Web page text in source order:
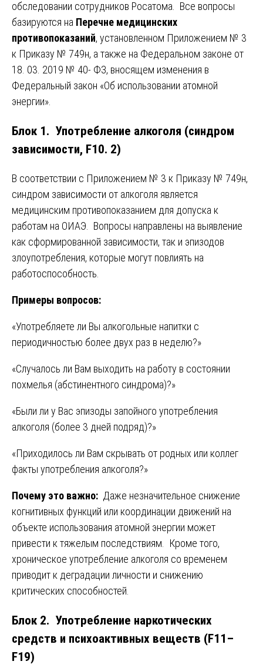
обследовании сотрудников Росатома. Все вопросы
базируются на Перечне медицинских
противопоказаний, установленном Приложением № 3
к Приказу № 749н, а также на Федеральном законе от
18. 03. 2019 № 40- ФЗ, вносящем изменения в
Федеральный закон «Об использовании атомной
энергии».
Блок 1. Употребление алкоголя (синдром
зависимости, F10. 2)
В соответствии с Приложением № 3 к Приказу № 749н,
синдром зависимости от алкоголя является
медицинским противопоказанием для допуска к
работам на ОИАЭ. Вопросы направлены на выявление
как сформированной зависимости, так и эпизодов
злоупотребления, которые могут повлиять на
работоспособность.
Примеры вопросов:
«Употребляете ли Вы алкогольные напитки с
периодичностью более двух раз в неделю?»
«Случалось ли Вам выходить на работу в состоянии
похмелья (абстинентного синдрома)?»
«Были ли у Вас эпизоды запойного употребления
алкоголя (более 3 дней подряд)?»
«Приходилось ли Вам скрывать от родных или коллег
факты употребления алкоголя?»
Почему это важно: Даже незначительное снижение
когнитивных функций или координации движений на
объекте использования атомной энергии может
привести к тяжелым последствиям. Кроме того,
хроническое употребление алкоголя со временем
приводит к деградации личности и снижению
критических способностей.
Блок 2. Употребление наркотических
средств и психоактивных веществ (F11–
F19)